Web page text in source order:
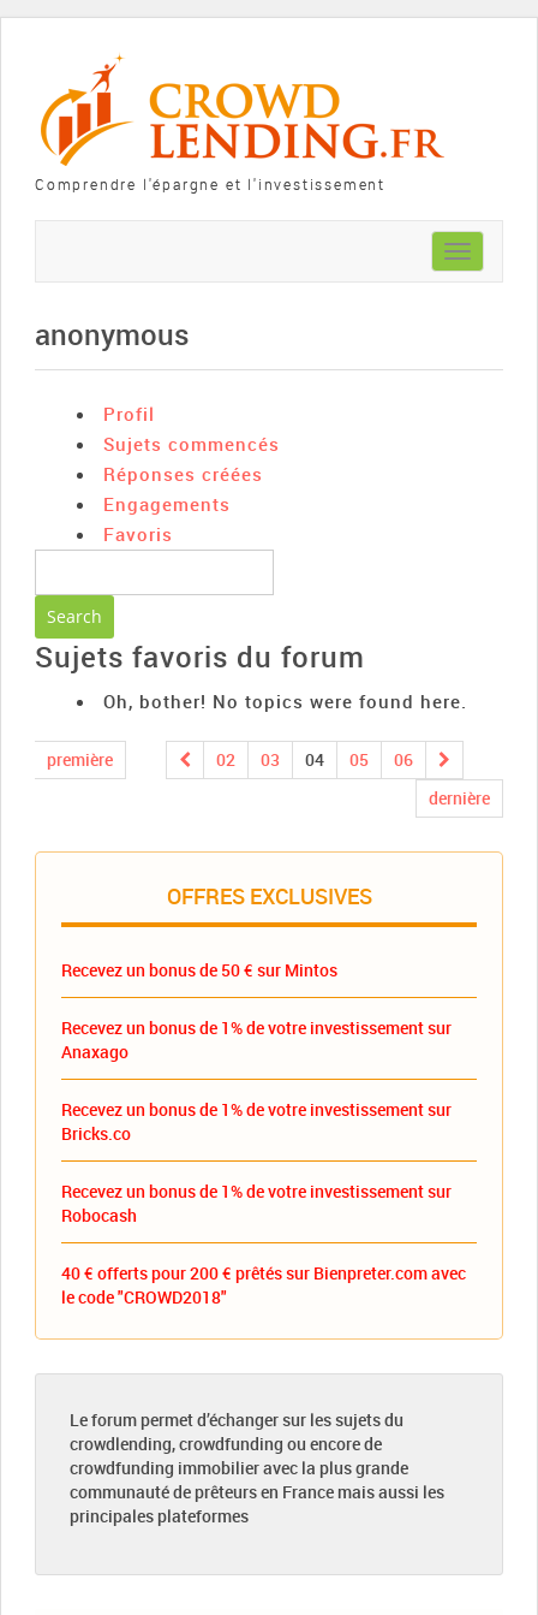
Comprendre l'épargne et l'investissement
Toggle
navigation
anonymous
Profil
Sujets commencés
Réponses créées
Engagements
Favoris
Sujets favoris du forum
Oh, bother! No topics were found here.
première 02 03 04 05
06
dernière
OFFRES EXCLUSIVES
Recevez un bonus de 50 € sur Mintos
Recevez un bonus de 1% de votre investissement sur
Anaxago
Recevez un bonus de 1% de votre investissement sur
Bricks.co
Recevez un bonus de 1% de votre investissement sur
Robocash
40 € offerts pour 200 € prêtés sur Bienpreter.com avec
le code "CROWD2018"
Le forum permet d’échanger sur les sujets du
crowdlending, crowdfunding ou encore de
crowdfunding immobilier avec la plus grande
communauté de prêteurs en France mais aussi les
principales plateformes